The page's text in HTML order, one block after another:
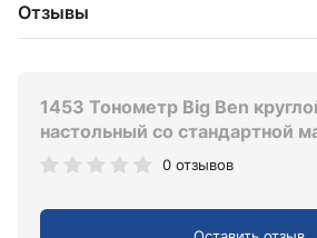
Отзывы
1453 Тонометр Big Ben
настольный со стандартной
0 отзывов